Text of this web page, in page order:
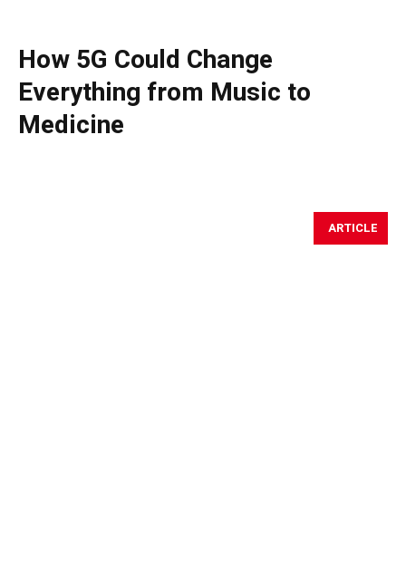
How 5G Could Change
Everything from Music to
Medicine
ARTICLE